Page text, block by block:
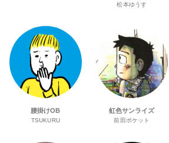
松本ゆうす
腰掛けOB
TSUKURU
虹色サンライズ
前田ポケット